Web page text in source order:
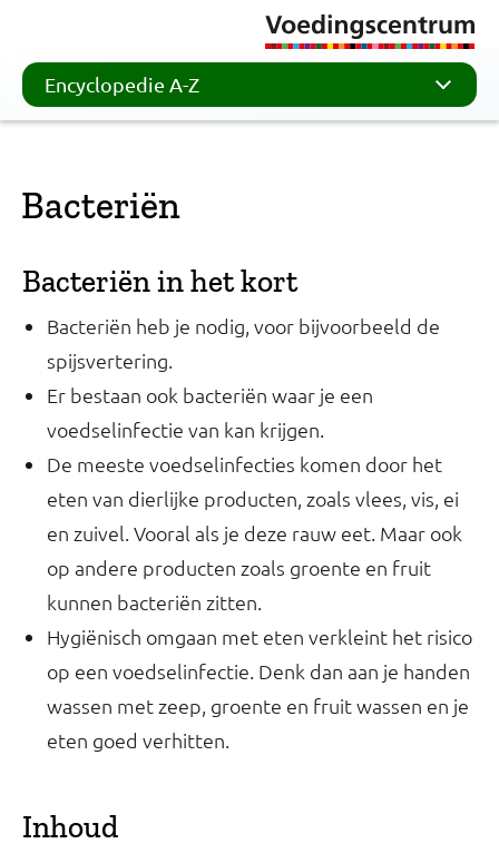
Encyclopedie A-Z
Bacteriën
Bacteriën in het kort
Bacteriën heb je nodig, voor bijvoorbeeld de
spijsvertering.
Er bestaan ook bacteriën waar je een
voedselinfectie van kan krijgen.
De meeste voedselinfecties komen door het
eten van dierlijke producten, zoals vlees, vis, ei
en zuivel. Vooral als je deze rauw eet. Maar ook
op andere producten zoals groente en fruit
kunnen bacteriën zitten.
Hygiënisch omgaan met eten verkleint het risico
op een voedselinfectie. Denk dan aan je handen
wassen met zeep, groente en fruit wassen en je
eten goed verhitten.
Inhoud